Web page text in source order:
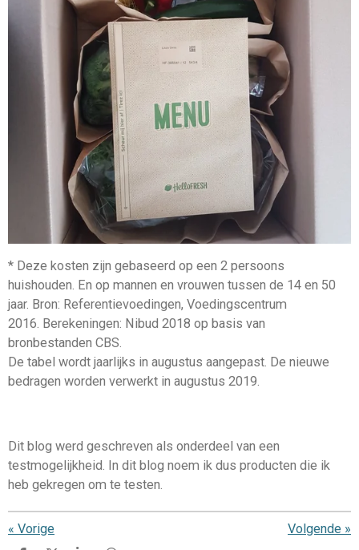
* Deze kosten zijn gebaseerd op een 2 persoons
huishouden. En op mannen en vrouwen tussen de 14 en 50
jaar. Bron: Referentievoedingen, Voedingscentrum
2016. Berekeningen: Nibud 2018 op basis van
bronbestanden CBS.
De tabel wordt jaarlijks in augustus aangepast. De nieuwe
bedragen worden verwerkt in augustus 2019.
Dit blog werd geschreven als onderdeel van een
testmogelijkheid. In dit blog noem ik dus producten die ik
heb gekregen om te testen.
« Vorige Volgende »